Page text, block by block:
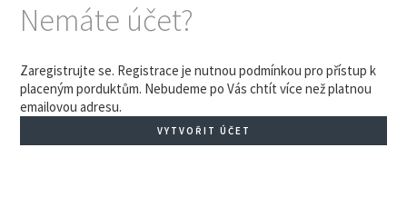
Nemáte účet?
Zaregistrujte se. Registrace je nutnou podmínkou pro přístup k
placeným porduktům. Nebudeme po Vás chtít více než platnou
emailovou adresu.
VYTVOŘIT ÚČET